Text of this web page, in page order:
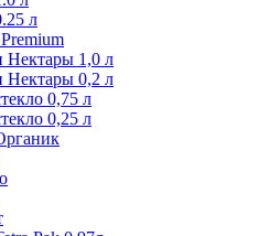
л
Нектары 1,0 л
Нектары 0,2 л
0,75 л
0,25 л